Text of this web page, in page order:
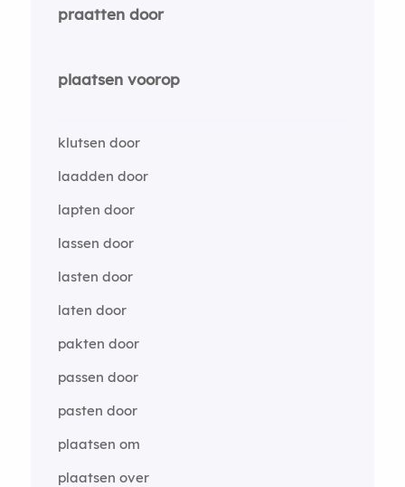
praatten door
plaatsen voorop
klutsen door
laadden door
lapten door
lassen door
lasten door
laten door
pakten door
passen door
pasten door
plaatsen om
plaatsen over